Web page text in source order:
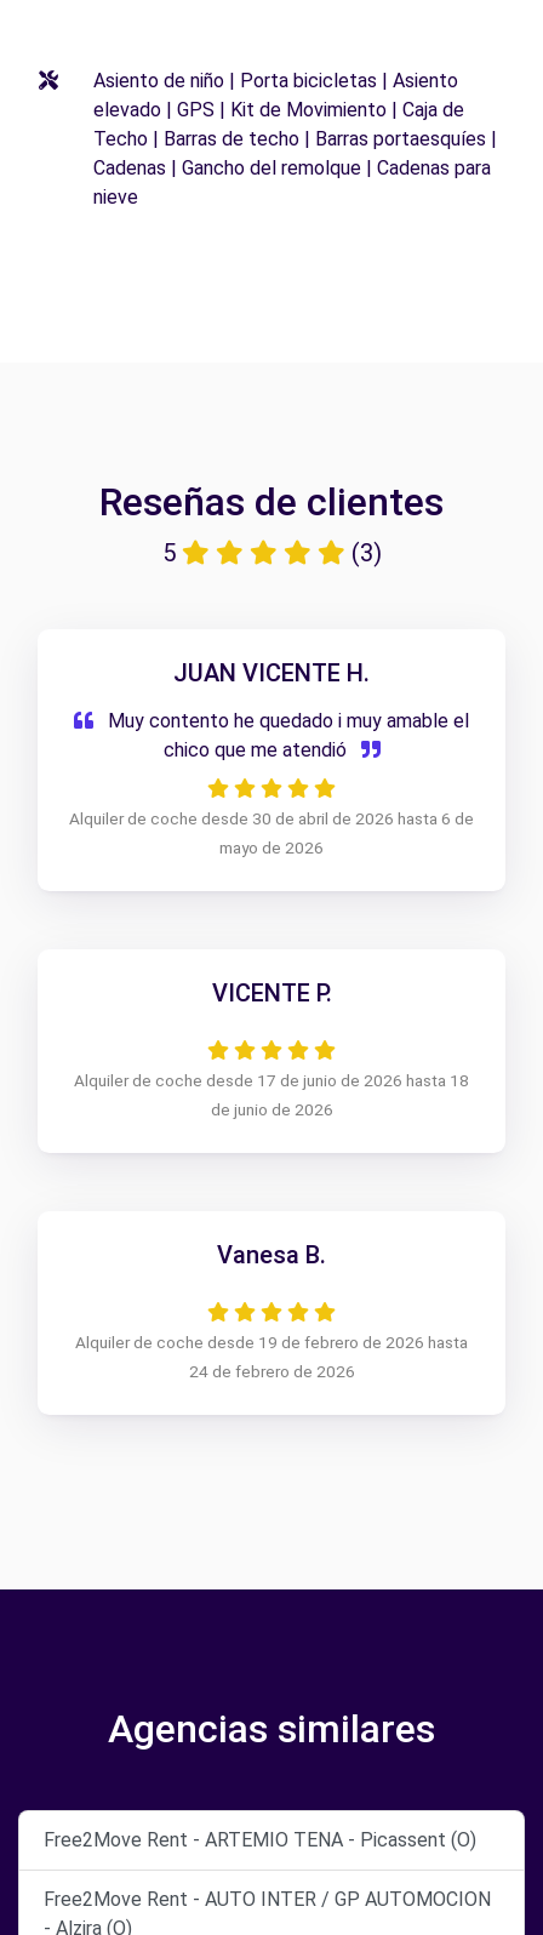
Asiento de niño | Porta bicicletas | Asiento
elevado | GPS | Kit de Movimiento | Caja de
Techo | Barras de techo | Barras portaesquíes |
Cadenas | Gancho del remolque | Cadenas para
nieve
Reseñas de clientes
5 (3)
JUAN VICENTE H.
Muy contento he quedado i muy amable el
chico que me atendió
Alquiler de coche desde 30 de abril de 2026 hasta 6 de
mayo de 2026
VICENTE P.
Alquiler de coche desde 17 de junio de 2026 hasta 18
de junio de 2026
Vanesa B.
Alquiler de coche desde 19 de febrero de 2026 hasta
24 de febrero de 2026
Agencias similares
Free2Move Rent - ARTEMIO TENA - Picassent (O)
Free2Move Rent - AUTO INTER / GP AUTOMOCION
- Alzira (O)